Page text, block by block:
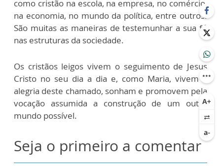
como cristão na escola, na empresa, no comércio,
na economia, no mundo da política, entre outros.
São muitas as maneiras de testemunhar a sua fé
nas estruturas da sociedade.
Os cristãos leigos vivem o seguimento de Jesus
Cristo no seu dia a dia e, como Maria, vivem a
alegria deste chamado, sonham e promovem pela
vocação assumida a construção de um outro
mundo possível.
Seja o primeiro a comentar